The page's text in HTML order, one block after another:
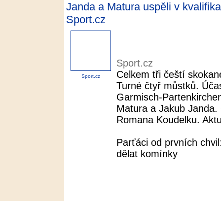
Janda a Matura uspěli v
Sport.cz
Sport.cz
Sport.cz
Celkem tři čeští
Turné čtyř můstků.
Garmisch-
Matura a Jakub
Romana Koudelku.
Parťáci od prvních
dělat komínky